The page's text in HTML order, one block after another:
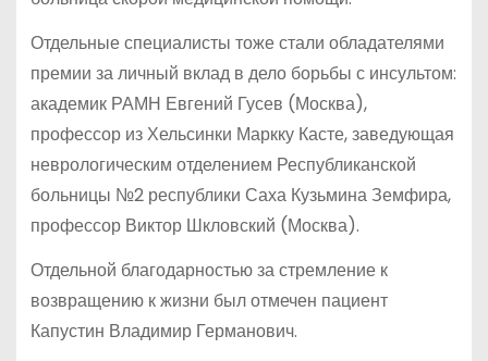
Отдельные специалисты тоже стали обладателями
премии за личный вклад в дело борьбы с инсультом:
академик РАМН Евгений Гусев (Москва),
профессор из Хельсинки Маркку Касте, заведующая
неврологическим отделением Республиканской
больницы №2 республики Саха Кузьмина Земфира,
профессор Виктор Шкловский (Москва).
Отдельной благодарностью за стремление к
возвращению к жизни был отмечен пациент
Капустин Владимир Германович.